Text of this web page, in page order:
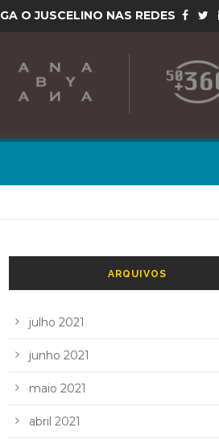
O JUSCELINO NAS REDES
ARQUIVOS
julho 2021
junho 2021
maio 2021
abril 2021